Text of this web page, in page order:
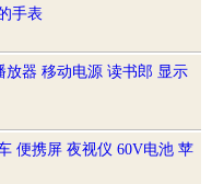
手表
放器 移动电源 读书郎 显示
便携屏 夜视仪 60V电池 苹